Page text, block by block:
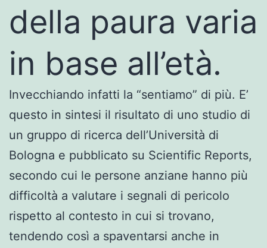
della paura varia
in base all’età.
Invecchiando infatti la “sentiamo” di più. E’
questo in sintesi il risultato di uno studio di
un gruppo di ricerca dell’Università di
Bologna e pubblicato su Scientific Reports,
secondo cui le persone anziane hanno più
difficoltà a valutare i segnali di pericolo
rispetto al contesto in cui si trovano,
tendendo così a spaventarsi anche in